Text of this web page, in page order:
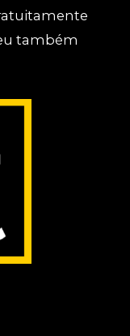
também